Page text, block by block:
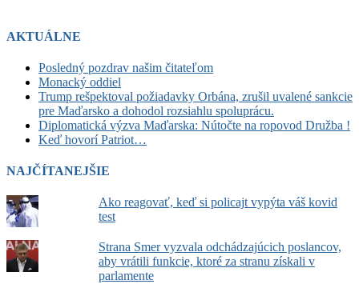
AKTUÁLNE
Posledný pozdrav našim čitateľom
Monacký oddiel
Trump rešpektoval požiadavky Orbána, zrušil uvalené sankcie
pre Maďarsko a dohodol rozsiahlu spoluprácu.
Diplomatická výzva Maďarska: Nútočte na ropovod Družba !
Keď hovorí Patriot…
NAJČÍTANEJŠIE
Ako reagovať, keď si policajt vypýta váš kovid
test
Strana Smer vyzvala odchádzajúcich poslancov,
aby vrátili funkcie, ktoré za stranu získali v
parlamente